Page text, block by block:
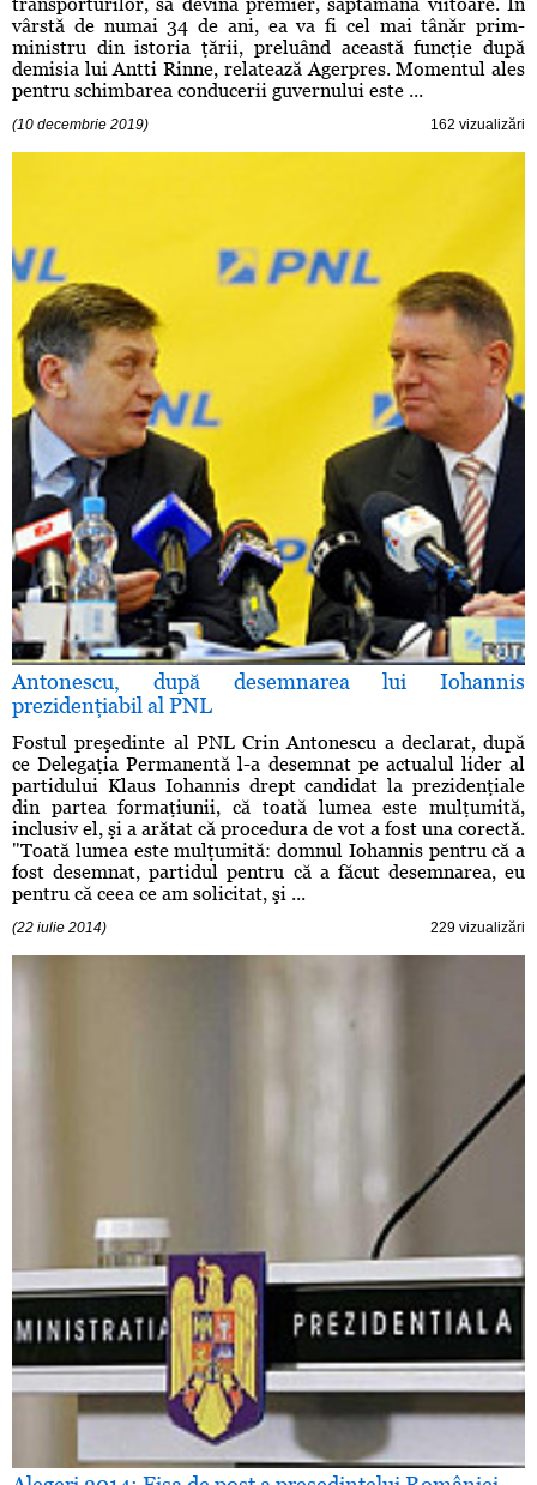
transporturilor, să devină premier, săptămâna viitoare. În
vârstă de numai 34 de ani, ea va fi cel mai tânăr prim-
ministru din istoria ţării, preluând această funcţie după
demisia lui Antti Rinne, relatează Agerpres. Momentul ales
pentru schimbarea conducerii guvernului este ...
(10 decembrie 2019) 162 vizualizări
Antonescu, după desemnarea lui Iohannis
prezidenţiabil al PNL
Fostul preşedinte al PNL Crin Antonescu a declarat, după
ce Delegaţia Permanentă l-a desemnat pe actualul lider al
partidului Klaus Iohannis drept candidat la prezidenţiale
din partea formaţiunii, că toată lumea este mulţumită,
inclusiv el, şi a arătat că procedura de vot a fost una corectă.
"Toată lumea este mulţumită: domnul Iohannis pentru că a
fost desemnat, partidul pentru că a făcut desemnarea, eu
pentru că ceea ce am solicitat, şi ...
(22 iulie 2014) 229 vizualizări